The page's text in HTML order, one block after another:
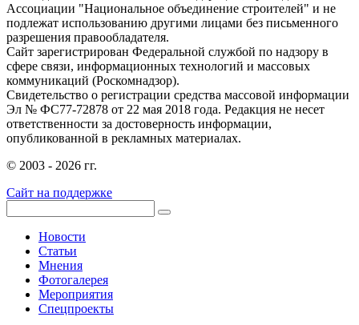
Ассоциации "Национальное объединение строителей" и не
подлежат использованию другими лицами без письменного
разрешения правообладателя.
Сайт зарегистрирован Федеральной службой по надзору в
сфере связи, информационных технологий и массовых
коммуникаций (Роскомнадзор).
Свидетельство о регистрации средства массовой информации
Эл № ФС77-72878 от 22 мая 2018 года. Редакция не несет
ответственности за достоверность информации,
опубликованной в рекламных материалах.
© 2003 - 2026 гг.
Сайт на поддержке
Новости
Статьи
Мнения
Фотогалерея
Мероприятия
Спецпроекты